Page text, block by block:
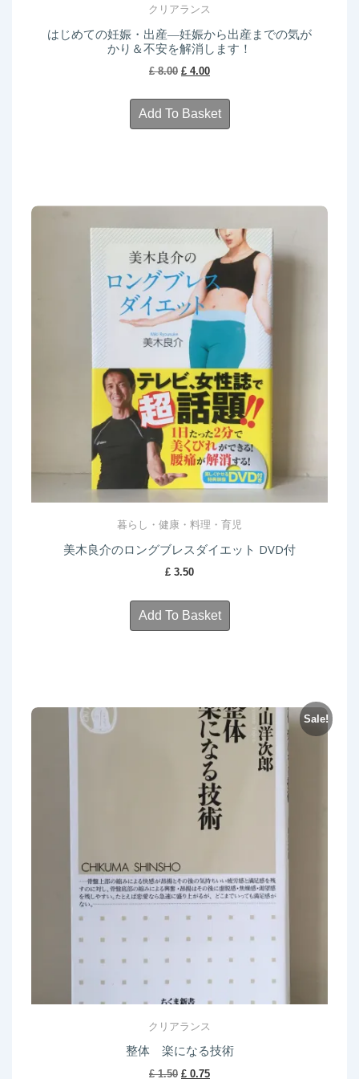
クリアランス
はじめての妊娠・出産―妊娠から出産までの気が
かり＆不安を解消します！
£8.00 Original
was:
£ 8.00.
£ 4.00Current
is:
£ 4.00.
Add To Basket
暮らし・健康・料理・育児
美木良介のロングブレスダイエット DVD付
£ 3.50
Add To Basket
Sale!
クリアランス
整体 楽になる技術
£1.50 Original
£ 0.75Current